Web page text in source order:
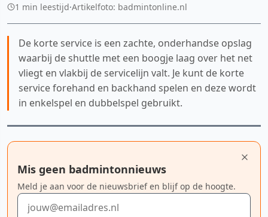
1 min leestijd·Artikelfoto: badmintonline.nl
De korte service is een zachte, onderhandse opslag
waarbij de shuttle met een boogje laag over het net
vliegt en vlakbij de servicelijn valt. Je kunt de korte
service forehand en backhand spelen en deze wordt
in enkelspel en dubbelspel gebruikt.
Mis geen badmintonnieuws
Meld je aan voor de nieuwsbrief en blijf op de hoogte.
E-mailadres